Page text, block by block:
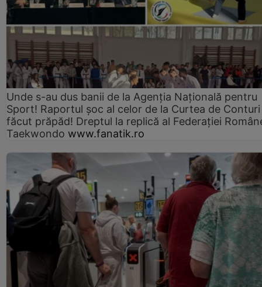
Unde s-au dus banii de la Agenția Națională pentru
Sport! Raportul șoc al celor de la Curtea de Conturi
făcut prăpăd! Dreptul la replică al Federației
Taekwondo www.fanatik.ro